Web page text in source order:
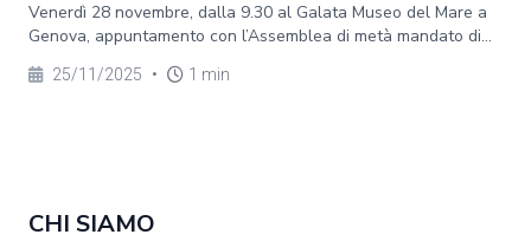
Venerdì 28 novembre, dalla 9.30 al Galata Museo del Mare a
Genova, appuntamento con l’Assemblea di metà mandato di...
25/11/2025 • 1 min
CHI SIAMO